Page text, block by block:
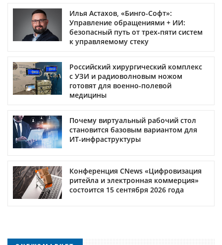
Илья Астахов, «Бинго-Софт»:
Управление обращениями + ИИ:
безопасный путь от трех‑пяти систем
к управляемому стеку
Российский хирургический комплекс
с УЗИ и радиоволновым ножом
готовят для военно-полевой
медицины
Почему виртуальный рабочий стол
становится базовым вариантом для
ИТ-инфраструктуры
Конференция CNews «Цифровизация
ритейла и электронная коммерция»
состоится 15 сентября 2026 года